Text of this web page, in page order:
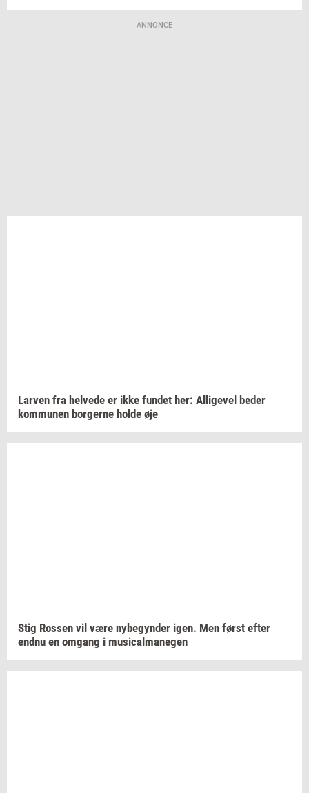
ANNONCE
Lar­ven fra hel­ve­de er ikke fun­det her: Al­li­ge­vel beder
kom­mu­nen bor­ger­ne holde øje
Stig Ros­sen vil være ny­be­gyn­der igen. Men først efter
endnu en om­gang i mu­si­cal­ma­ne­gen